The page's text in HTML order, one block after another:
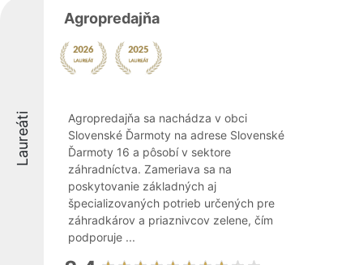
Laureáti
Agropredajňa
Agropredajňa sa nachádza v obci
Slovenské Ďarmoty na adrese Slovenské
Ďarmoty 16 a pôsobí v sektore
záhradníctva. Zameriava sa na
poskytovanie základných aj
špecializovaných potrieb určených pre
záhradkárov a priaznivcov zelene, čím
podporuje ...